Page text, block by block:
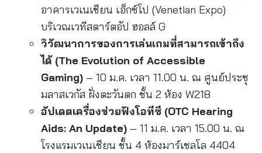
อาคารเวเนเชียน เอ็กซ์โป (Venetian Expo)
บริเวณเวทีสตาร์ตอัป ฮอลล์ G
วิวัฒนาการของการเล่นเกมที่สามารถเข้าถึง
ได้ (The Evolution of Accessible
Gaming) – 10 ม.ค. เวลา 11.00 น. ณ ศูนย์ประชุ
มลาสเวกัส ฝั่งตะวันตก ชั้น 2 ห้อง W218
อัปเดตเครื่องช่วยฟังโอทีซี (OTC Hearing
Aids: An Update) – 11 ม.ค. เวลา 15.00 น. ณ
โรงแรมเวเนเชียน ชั้น 4 ห้องมาร์เชลโล 4404